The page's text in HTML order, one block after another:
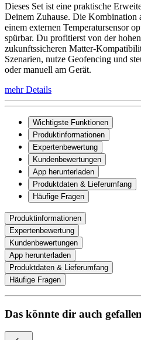
Dieses Set ist eine praktische
Deinem Zuhause. Die Kombination
einem externen Temperatursensor
spürbar. Du profitierst von der
zukunftssicheren Matter-
Szenarien, nutze Geofencing und
oder manuell am Gerät.
mehr Details
Wichtigste Funktionen
Produktinformationen
Expertenbewertung
Kundenbewertungen
App herunterladen
Produktdaten & Lieferumfang
Häufige Fragen
Produktinformationen
Expertenbewertung
Kundenbewertungen
App herunterladen
Produktdaten & Lieferumfang
Häufige Fragen
Das könnte dir auch gefallen